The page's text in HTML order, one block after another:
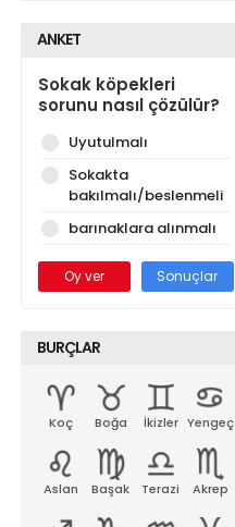
ANKET
Sokak köpekleri
sorunu nasıl çözülür?
Uyutulmalı
Sokakta
bakılmalı/beslenmeli
barınaklara alınmalı
Oy ver Sonuçlar
BURÇLAR
Koç Boğa İkizler Yengeç
Aslan Başak Terazi Akrep